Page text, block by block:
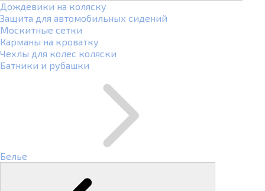
Дождевики на коляску
Защита для автомобильных сидений
Москитные сетки
Карманы на кроватку
Чехлы для колес коляски
Батники и рубашки
Белье